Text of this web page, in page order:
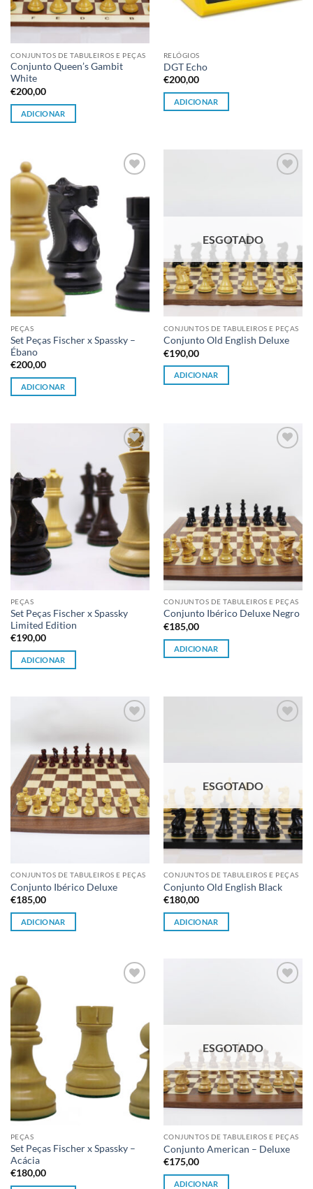
CONJUNTOS DE TABULEIROS E PEÇAS
Conjunto Queen’s Gambit
White
€200,00
ADICIONAR
RELÓGIOS
DGT Echo
€200,00
ADICIONAR
à lista de
PEÇAS
Set Peças Fischer x Spassky –
Ébano
€200,00
ADICIONAR
ESGOTADO
CONJUNTOS DE TABULEIROS E PEÇAS
Conjunto Old English Deluxe
€190,00
ADICIONAR
Adicionar
à lista de
desejos
PEÇAS
Set Peças Fischer x Spassky
Limited Edition
€190,00
ADICIONAR
CONJUNTOS DE TABULEIROS E PEÇAS
Conjunto Ibérico Deluxe Negro
€185,00
ADICIONAR
desejos
CONJUNTOS DE TABULEIROS E PEÇAS
Conjunto Ibérico Deluxe
€185,00
ADICIONAR
ESGOTADO
CONJUNTOS DE TABULEIROS E PEÇAS
Conjunto Old English Black
€180,00
ADICIONAR
desejos
PEÇAS
Set Peças Fischer x Spassky –
Acácia
€180,00
ESGOTADO
CONJUNTOS DE TABULEIROS E PEÇAS
Conjunto American – Deluxe
€175,00
ADICIONAR